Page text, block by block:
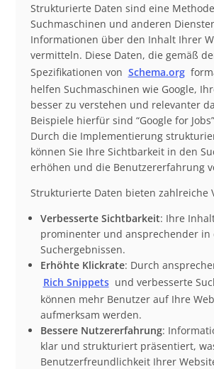
Strukturierte Daten sind eine
Suchmaschinen und anderen
Informationen über den Inhalt Ihrer
vermitteln. Diese Daten, die gemäß
Spezifikationen von Schema.org
helfen Suchmaschinen wie Google,
besser zu verstehen und relevanter
Beispiele hierfür sind “Google for
Durch die Implementierung
können Sie Ihre Sichtbarkeit in den
erhöhen und die Benutzererfahrung
Strukturierte Daten bieten zahlreiche
Verbesserte Sichtbarkeit: Ihre
prominenter und ansprechender in
Suchergebnissen.
Erhöhte Klickrate: Durch
Rich Snippets und verbesserte
können mehr Benutzer auf Ihre
aufmerksam werden.
Bessere Nutzererfahrung:
klar und strukturiert präsentiert,
Benutzerfreundlichkeit Ihrer